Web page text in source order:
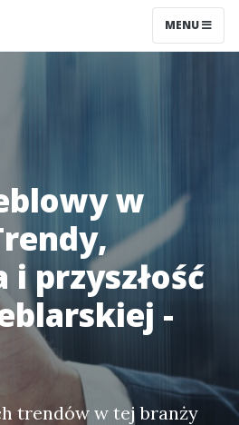
MENU
w
przyszłość
-
trendów w tej branży